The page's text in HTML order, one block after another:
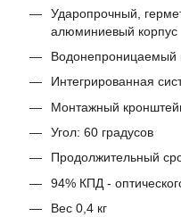
Ударопрочный,
алюминиевый корпус
Водонепроницаемый
Интегрированная
Монтажный
Угол: 60 градусов
Продолжительный
94% КПД -
Вес 0,4 кг